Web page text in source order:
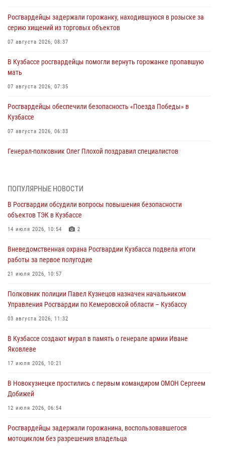
Росгвардейцы задержали горожанку, находившуюся в розыске за
серию хищений из торговых объектов
07 августа 2026, 08:37
В Кузбассе росгвардейцы помогли вернуть горожанке пропавшую
мать
07 августа 2026, 07:35
Росгвардейцы обеспечили безопасность «Поезда Победы» в
Кузбассе
07 августа 2026, 06:33
Генерал-полковник Олег Плохой поздравил специалистов
07 августа 2026, 05:32
С 1 сентября 2026 года вступает в силу новый федеральный закон о
частной охранной деятельности
06 августа 2026, 10:19
Росгвардейцы задержали предполагаемого виновника причинения
ножевого ранения кемеровчанину
06 августа 2026, 09:18
Росгвардейцы задержали мужчину, повредившего имущество
горожанки
06 августа 2026, 08:17
Росгвардейцы пресекли противоправные действия и защитили
новокузнечанку от агрессивного знакомого
06 августа 2026, 07:16
ПОПУЛЯРНЫЕ НОВОСТИ
В Росгвардии обсудили вопросы повышения безопасности
объектов ТЭК в Кузбассе
14 июля 2026, 10:54 2
Вневедомственная охрана Росгвардии Кузбасса подвела итоги
работы за первое полугодие
21 июля 2026, 10:57
Полковник полиции Павел Кузнецов назначен начальником
Управления Росгвардии по Кемеровской области – Кузбассу
03 августа 2026, 11:32
В Кузбассе создают мурал в память о генерале армии Иване
Яковлеве
17 июля 2026, 10:21
В Новокузнецке простились с первым командиром ОМОН Сергеем
Добижей
12 июля 2026, 06:54
Росгвардейцы задержали горожанина, воспользовавшегося
мотоциклом без разрешения владельца